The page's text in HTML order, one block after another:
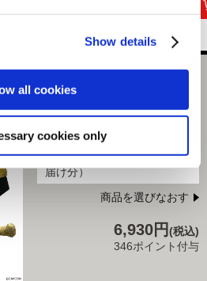
Show details
all cookies
cookies only
トップフィギュア ～アイテムマ
選択中の商品
アイテムマスコット（12月お
届け分）
商品を選びなおす
6,930円(税込)
346ポイント付与